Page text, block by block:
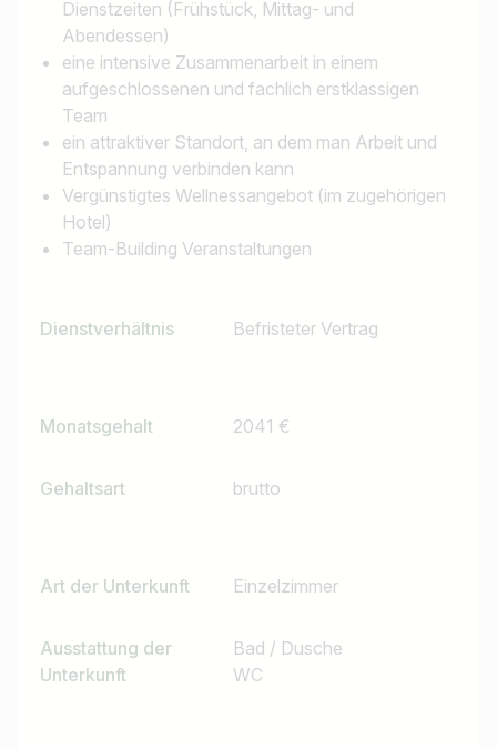
Dienstzeiten (Frühstück, Mittag- und
Abendessen)
eine intensive Zusammenarbeit in einem
aufgeschlossenen und fachlich erstklassigen
Team
ein attraktiver Standort, an dem man Arbeit und
Entspannung verbinden kann
Vergünstigtes Wellnessangebot (im zugehörigen
Hotel)
Team-Building Veranstaltungen
Dienstverhältnis Befristeter Vertrag
Monatsgehalt 2041 €
Gehaltsart brutto
Art der Unterkunft Einzelzimmer
Ausstattung der
Unterkunft
Bad / Dusche
WC